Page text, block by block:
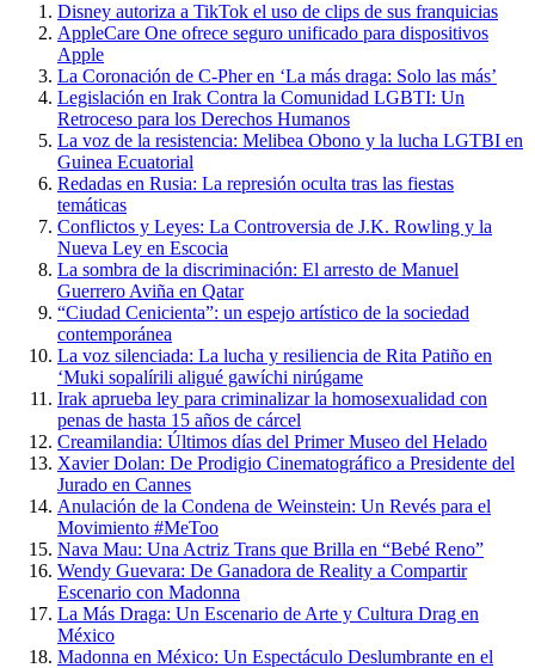
Disney autoriza a TikTok el uso de clips de sus franquicias
AppleCare One ofrece seguro unificado para dispositivos
Apple
La Coronación de C-Pher en ‘La más draga: Solo las más’
Legislación en Irak Contra la Comunidad LGBTI: Un
Retroceso para los Derechos Humanos
La voz de la resistencia: Melibea Obono y la lucha LGTBI en
Guinea Ecuatorial
Redadas en Rusia: La represión oculta tras las fiestas
temáticas
Conflictos y Leyes: La Controversia de J.K. Rowling y la
Nueva Ley en Escocia
La sombra de la discriminación: El arresto de Manuel
Guerrero Aviña en Qatar
“Ciudad Cenicienta”: un espejo artístico de la sociedad
contemporánea
La voz silenciada: La lucha y resiliencia de Rita Patiño en
‘Muki sopalírili aligué gawíchi nirúgame
Irak aprueba ley para criminalizar la homosexualidad con
penas de hasta 15 años de cárcel
Creamilandia: Últimos días del Primer Museo del Helado
Xavier Dolan: De Prodigio Cinematográfico a Presidente del
Jurado en Cannes
Anulación de la Condena de Weinstein: Un Revés para el
Movimiento #MeToo
Nava Mau: Una Actriz Trans que Brilla en “Bebé Reno”
Wendy Guevara: De Ganadora de Reality a Compartir
Escenario con Madonna
La Más Draga: Un Escenario de Arte y Cultura Drag en
México
Madonna en México: Un Espectáculo Deslumbrante en el